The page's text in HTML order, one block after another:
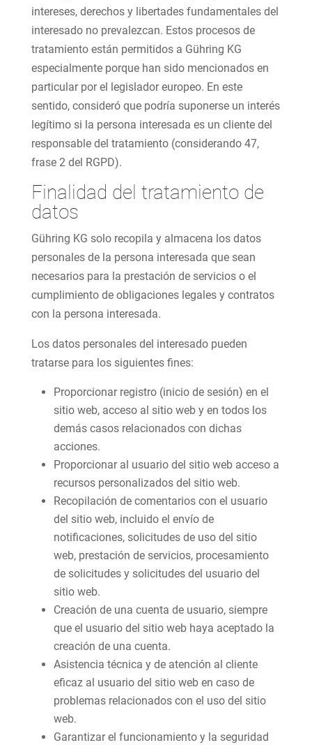
intereses, derechos y libertades fundamentales del
interesado no prevalezcan. Estos procesos de
tratamiento están permitidos a Gühring KG
especialmente porque han sido mencionados en
particular por el legislador europeo. En este
sentido, consideró que podría suponerse un interés
legítimo si la persona interesada es un cliente del
responsable del tratamiento (considerando 47,
frase 2 del RGPD).
Finalidad del tratamiento de
datos
Gühring KG solo recopila y almacena los datos
personales de la persona interesada que sean
necesarios para la prestación de servicios o el
cumplimiento de obligaciones legales y contratos
con la persona interesada.
Los datos personales del interesado pueden
tratarse para los siguientes fines:
Proporcionar registro (inicio de sesión) en el
sitio web, acceso al sitio web y en todos los
demás casos relacionados con dichas
acciones.
Proporcionar al usuario del sitio web acceso a
recursos personalizados del sitio web.
Recopilación de comentarios con el usuario
del sitio web, incluido el envío de
notificaciones, solicitudes de uso del sitio
web, prestación de servicios, procesamiento
de solicitudes y solicitudes del usuario del
sitio web.
Creación de una cuenta de usuario, siempre
que el usuario del sitio web haya aceptado la
creación de una cuenta.
Asistencia técnica y de atención al cliente
eficaz al usuario del sitio web en caso de
problemas relacionados con el uso del sitio
web.
Garantizar el funcionamiento y la seguridad